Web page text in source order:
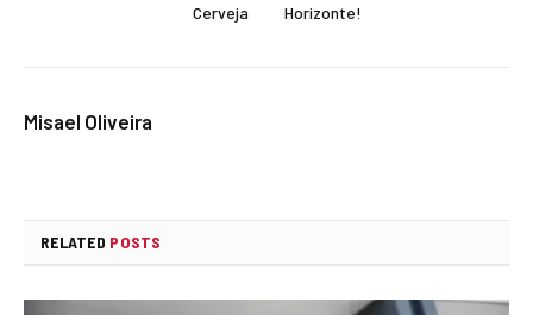
Cerveja
Horizonte!
Misael Oliveira
RELATED POSTS